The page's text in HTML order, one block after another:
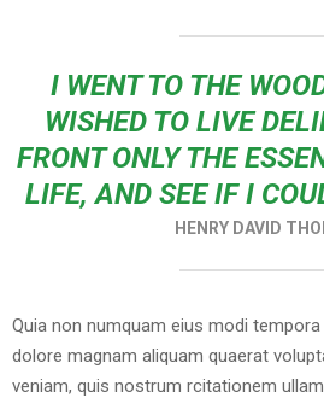
I WENT TO THE
WISHED TO LIVE
FRONT ONLY THE
LIFE, AND SEE IF I
HENRY DAVID
Quia non numquam eius modi
dolore magnam aliquam quaerat
veniam, quis nostrum rcitationem